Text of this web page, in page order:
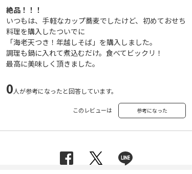
絶品！！！
いつもは、手軽なカップ蕎麦でしたけど、初めておせち
料理を購入したついでに
「海老天つき！年越しそば」を購入しました。
調理も鍋に入れて煮込むだけ。食べてビックリ！
最高に美味しく頂きました。
0人が参考になったと回答しています。
このレビューは 参考になった